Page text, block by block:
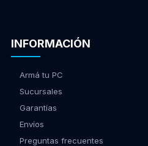
INFORMACIÓN
Armá tu PC
Sucursales
Garantías
Envíos
Preguntas frecuentes